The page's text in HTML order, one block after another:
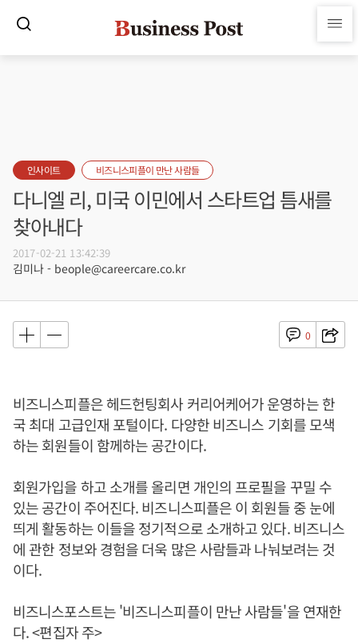
인사이트 비즈니스피플이 만난 사람들
다니엘 리, 미국 이민에서 스타트업 틈새를
찾아내다
2017-02-21 13:42:39
김미나 - beople@careercare.co.kr
0
비즈니스피플은 헤드헌팅회사 커리어케어가 운영하는 한
국 최대 고급인재 포털이다. 다양한 비즈니스 기회를 모색
하는 회원들이 함께하는 공간이다.
회원가입을 하고 소개를 올리면 개인의 프로필을 꾸밀 수
있는 공간이 주어진다. 비즈니스피플은 이 회원들 중 눈에
띄게 활동하는 이들을 정기적으로 소개하고 있다. 비즈니스
에 관한 정보와 경험을 더욱 많은 사람들과 나눠보려는 것
이다.
비즈니스포스트는 '비즈니스피플이 만난 사람들'을 연재한
다. <편집자 주>